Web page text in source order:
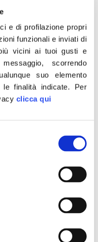
e di profilazione propri
funzionali e inviati di
vicini ai tuoi gusti e
scorrendo
suo elemento
finalità indicate. Per
clicca qui
M5S ha mentito
ci sarebbe
pelle di chi soffre.
di tutti i tempi: in
elettorale che si
non esistono.
grandi opere,
che vogliono
reale e questo
i soldi pubblici
al mondo del
Oltretutto
nei calcoli
potrebbe avere